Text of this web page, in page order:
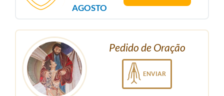
AGOSTO
Pedido de Oração
ENVIAR